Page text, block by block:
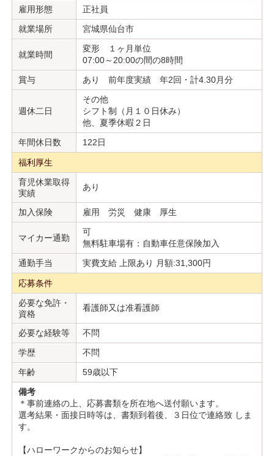
雇用形態
正社員
就業場所
宮城県仙台市
就業時間
変形 １ヶ月単位
07:00～20:00の間の8時間
賞与
あり 前年度実績 年2回・計4.30月分
週休二日
その他
シフト制（月１０日休み）
他、夏季休暇２日
年間休日数
122日
福利厚生
育児休業取得
実績
あり
加入保険 雇用 労災 健康 厚生
マイカー通勤
可
無料駐車場有：自動車任意保険加入
通勤手当
実費支給 上限あり 月額:31,300円
応募条件
必要な免許・
資格
看護師又は准看護師
必要な経験等
不問
学歴
不問
年齢
59歳以下
備考
＊事前連絡の上、応募書類を所在地へ送付願います。
選考結果・面接日時等は、書類到着後、３日位で連絡致 しま
す。
【ハローワークからのお知らせ】